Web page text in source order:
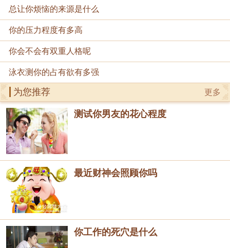
总让你烦恼的来源是什么
你的压力程度有多高
你会不会有双重人格呢
泳衣测你的占有欲有多强
更多
为您推荐
测试你男友的花心程度
最近财神会照顾你吗
你工作的死穴是什么